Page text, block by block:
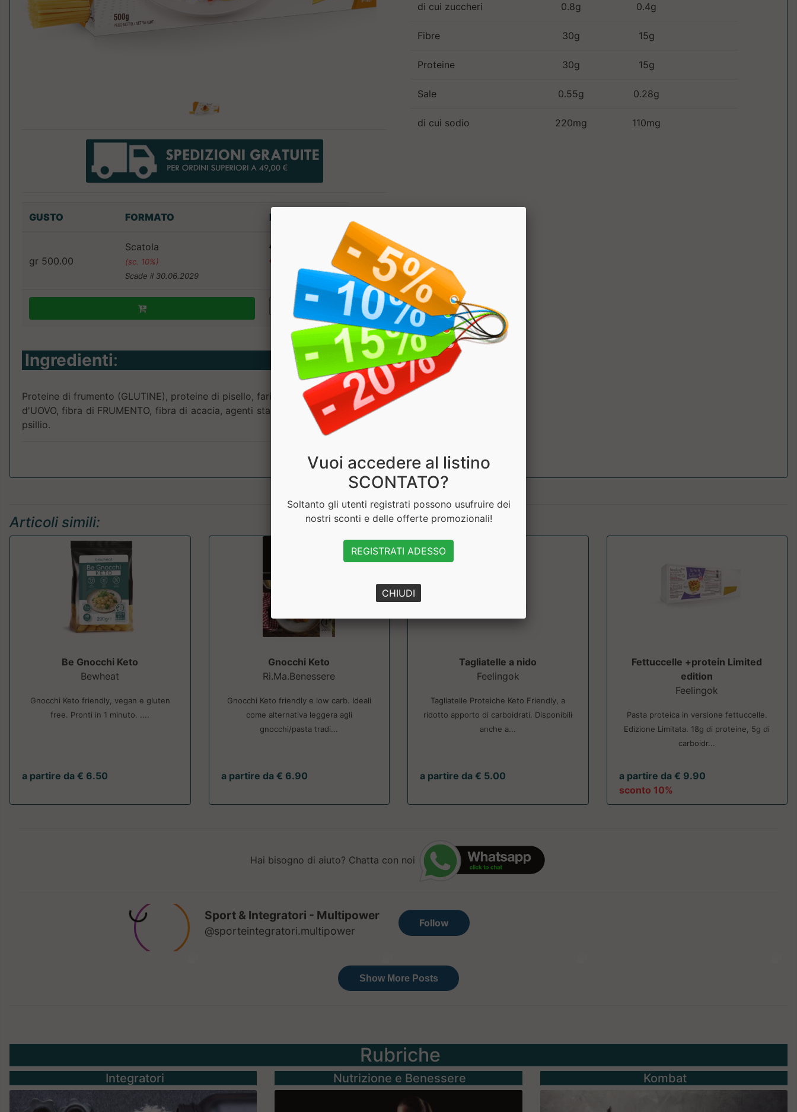
GUSTO FORMATO PREZZO
gr 500.00
Scatola
(sc. 10%)
Scade il 30.06.2029
€ 11.00
€ 9.90
Ingredienti:
Proteine di frumento (GLUTINE), proteine di pisello, farina di FRUMENTO, albume
d'UOVO, fibra di FRUMENTO, fibra di acacia, agenti stabilizzanti: gomma di guar,
psillio.
di cui zuccheri 0.8g 0.4g
Fibre 30g 15g
Proteine 30g 15g
Sale 0.55g 0.28g
di cui sodio 220mg 110mg
Articoli simili:
Be Gnocchi Keto
Bewheat
Gnocchi Keto friendly, vegan e gluten
free. Pronti in 1 minuto. ....
a partire da € 6.50
Gnocchi Keto
Ri.Ma.Benessere
Gnocchi Keto friendly e low carb. Ideali
come alternativa leggera agli
gnocchi/pasta tradi...
a partire da € 6.90
Tagliatelle a nido
Feelingok
Tagliatelle Proteiche Keto Friendly, a
ridotto apporto di carboidrati. Disponibili
anche a...
a partire da € 5.00
Fettuccelle +protein Limited
edition
Feelingok
Pasta proteica in versione fettuccelle.
Edizione Limitata. 18g di proteine, 5g di
carboidr...
a partire da € 9.90
sconto 10%
Hai bisogno di aiuto? Chatta con noi
Rubriche
Integratori Nutrizione e Benessere Kombat
Vuoi accedere al listino
SCONTATO?
Soltanto gli utenti registrati possono usufruire dei
nostri sconti e delle offerte promozionali!
REGISTRATI ADESSO
CHIUDI